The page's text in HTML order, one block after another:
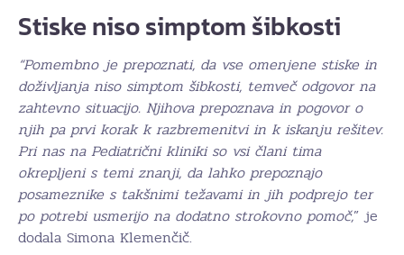
Stiske niso simptom šibkosti
“Pomembno je prepoznati, da vse omenjene stiske in
doživljanja niso simptom šibkosti, temveč odgovor na
zahtevno situacijo. Njihova prepoznava in pogovor o
njih pa prvi korak k razbremenitvi in k iskanju rešitev.
Pri nas na Pediatrični kliniki so vsi člani tima
okrepljeni s temi znanji, da lahko prepoznajo
posameznike s takšnimi težavami in jih podprejo ter
po potrebi usmerijo na dodatno strokovno pomoč,” je
dodala Simona Klemenčič.